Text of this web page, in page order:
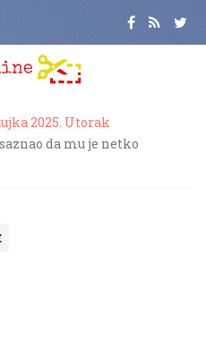
2025. Utorak
da mu je netko